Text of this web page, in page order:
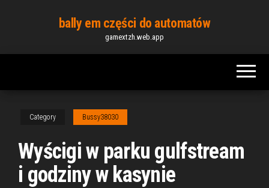
content
bally em części do automatów
gamextzh.web.app
Category Bussy38030
Wyścigi w parku gulfstream
i godziny w kasynie